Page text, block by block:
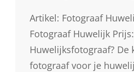
Artikel: Fotograaf
Fotograaf Huwelijk
Huwelijksfotograaf? De
fotograaf voor je